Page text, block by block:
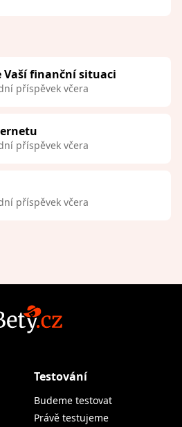
Vaší finanční situaci
příspěvek včera
příspěvek včera
příspěvek včera
Testování
Budeme testovat
Právě testujeme